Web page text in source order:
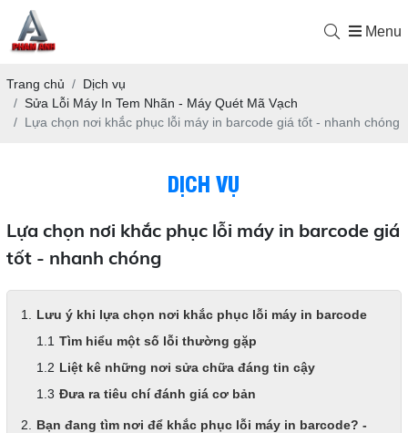
Menu
Trang chủ
Dịch vụ
Sửa Lỗi Máy In Tem Nhãn - Máy Quét Mã Vạch
Lựa chọn nơi khắc phục lỗi máy in barcode giá tốt - nhanh chóng
DỊCH VỤ
Lựa chọn nơi khắc phục lỗi máy in barcode giá
tốt - nhanh chóng
Lưu ý khi lựa chọn nơi khắc phục lỗi máy in barcode
Tìm hiểu một số lỗi thường gặp
Liệt kê những nơi sửa chữa đáng tin cậy
Đưa ra tiêu chí đánh giá cơ bản
Bạn đang tìm nơi để khắc phục lỗi máy in barcode? -